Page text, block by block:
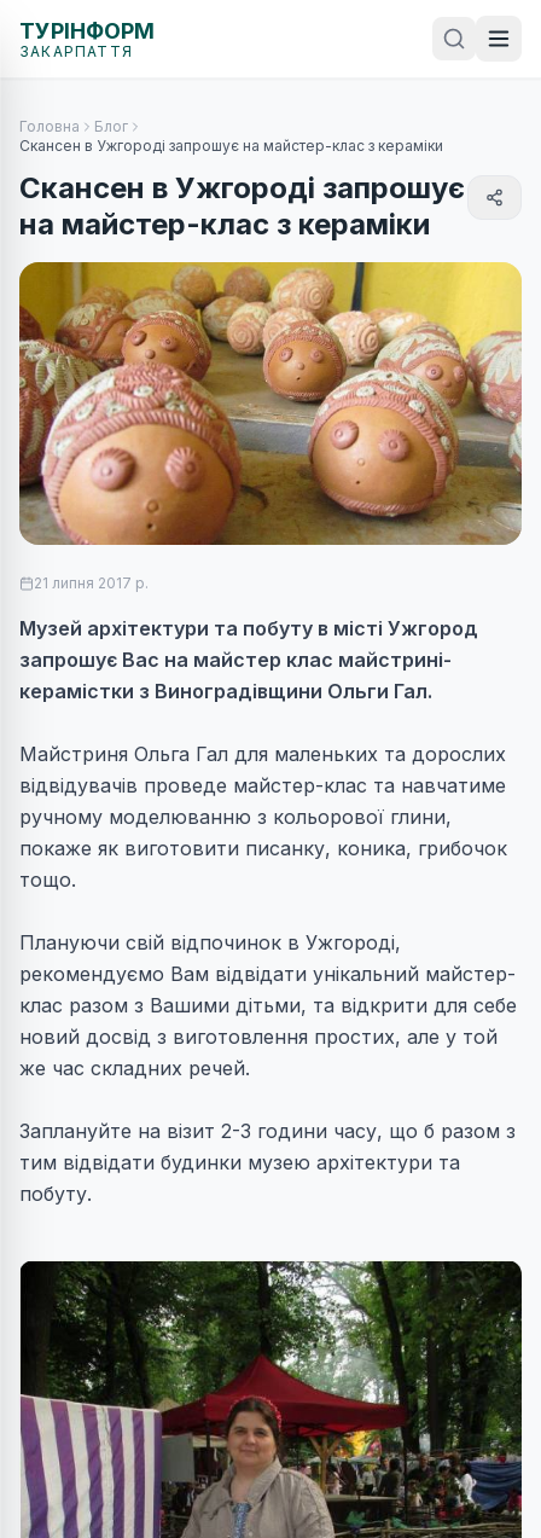
ТУРІНФОРМ
ЗАКАРПАТТЯ
Головна
Блог
Скансен в Ужгороді запрошує на майстер-клас з кераміки
Скансен в Ужгороді запрошує
на майстер-клас з кераміки
21 липня 2017 р.
Музей архітектури та побуту в місті Ужгород
запрошує Вас на майстер клас майстрині-
керамістки з Виноградівщини Ольги Гал.
Майстриня Ольга Гал для маленьких та дорослих
відвідувачів проведе майстер-клас та навчатиме
ручному моделюванню з кольорової глини,
покаже як виготовити писанку, коника, грибочок
тощо.
Плануючи свій відпочинок в Ужгороді,
рекомендуємо Вам відвідати унікальний майстер-
клас разом з Вашими дітьми, та відкрити для себе
новий досвід з виготовлення простих, але у той
же час складних речей.
Заплануйте на візит 2-3 години часу, що б разом з
тим відвідати будинки музею архітектури та
побуту.